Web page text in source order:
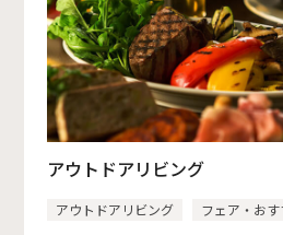
アウトドアリビング
アウトドアリビング フェア・おす